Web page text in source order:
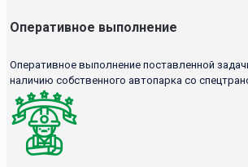
Оперативное выполнение
Оперативное выполнение поставленной
наличию собственного автопарка со